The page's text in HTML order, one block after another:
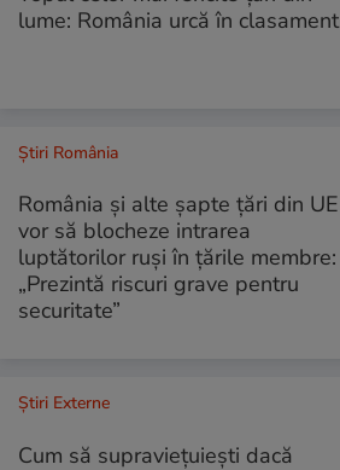
lume: România urcă în clasament
Știri România
România și alte șapte țări din UE
vor să blocheze intrarea
luptătorilor ruși în țările membre:
„Prezintă riscuri grave pentru
securitate”
Știri Externe
Cum să supraviețuiești dacă